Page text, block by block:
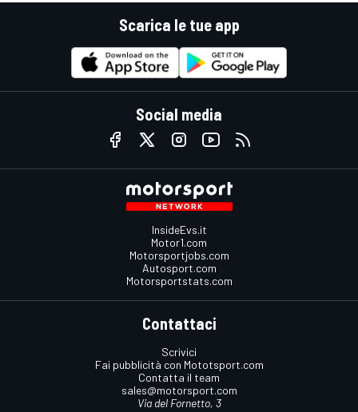
Scarica le tue app
Social media
InsideEvs.it
Motor1.com
Motorsportjobs.com
Autosport.com
Motorsportstats.com
Contattaci
Scrivici
Fai pubblicità con Mototsport.com
Contatta il team
sales@motorsport.com
Via del Fornetto, 3